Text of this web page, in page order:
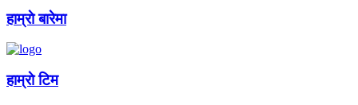
हाम्राे बारेमा
हाम्राे टिम